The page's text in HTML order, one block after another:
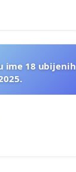
ime 18 ubijenih